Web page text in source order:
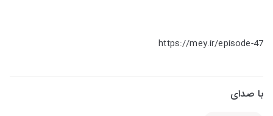
https://mey.ir/episode-47
با صدای